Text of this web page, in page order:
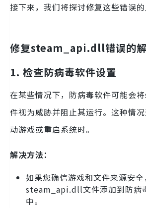
接下来，我们将探讨修复这些错误的
修复steam_api.dll错误的
1. 检查防病毒软件设置
在某些情况下，防病毒软件可能会
件视为威胁并阻止其运行。这种情
动游戏或重启系统时。
解决方法：
如果您确信游戏和文件来源安全
steam_api.dll文件添加到防病
中。